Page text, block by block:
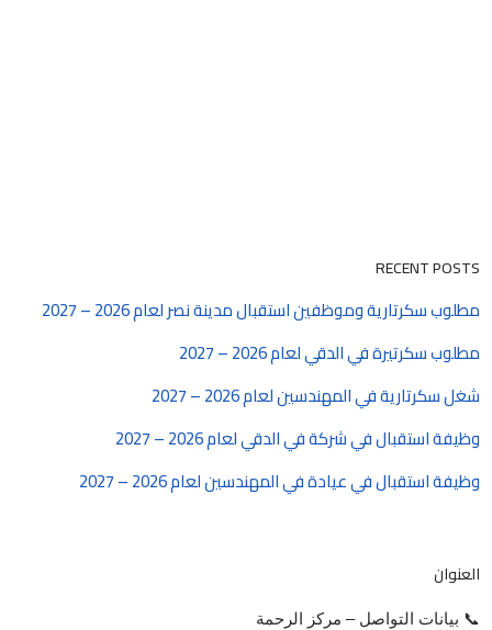
RECENT POSTS
مطلوب سكرتارية وموظفين استقبال مدينة نصر لعام 2026 – 2027
مطلوب سكرتيرة في الدقي لعام 2026 – 2027
شغل سكرتارية في المهندسين لعام 2026 – 2027
وظيفة استقبال في شركة في الدقي لعام 2026 – 2027
وظيفة استقبال في عيادة في المهندسين لعام 2026 – 2027
العنوان
📞 بيانات التواصل – مركز الرحمة